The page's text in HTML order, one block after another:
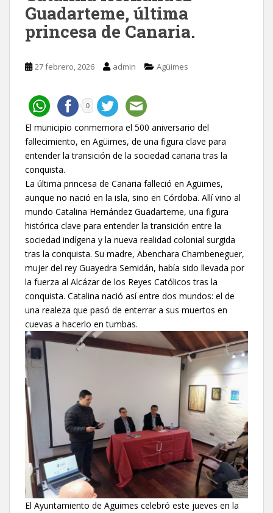
Guadarteme, última
princesa de Canaria.
27 febrero, 2026 admin Agüimes
0
El municipio conmemora el 500 aniversario del
fallecimiento, en Agüimes, de una figura clave para
entender la transición de la sociedad canaria tras la
conquista.
La última princesa de Canaria falleció en Agüimes,
aunque no nació en la isla, sino en Córdoba. Allí vino al
mundo Catalina Hernández Guadarteme, una figura
histórica clave para entender la transición entre la
sociedad indígena y la nueva realidad colonial surgida
tras la conquista. Su madre, Abenchara Chambeneguer,
mujer del rey Guayedra Semidán, había sido llevada por
la fuerza al Alcázar de los Reyes Católicos tras la
conquista. Catalina nació así entre dos mundos: el de
una realeza que pasó de enterrar a sus muertos en
cuevas a hacerlo en tumbas.
El Ayuntamiento de Agüimes celebró este jueves en la